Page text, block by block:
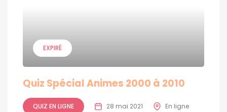
EXPIRÉ
Quiz Spécial Animes 2000 à 2010
QUIZ EN LIGNE 28 mai 2021 En ligne